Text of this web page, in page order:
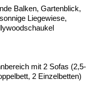
Balken, Gartenblick,
Liegewiese,
mit 2 Sofas (2,5-
2 Einzelbetten)